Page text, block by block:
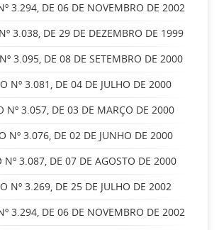
3.294, DE 06 DE NOVEMBRO DE 2002
3.038, DE 29 DE DEZEMBRO DE 1999
3.095, DE 08 DE SETEMBRO DE 2000
Nº 3.081, DE 04 DE JULHO DE 2000
Nº 3.057, DE 03 DE MARÇO DE 2000
Nº 3.076, DE 02 DE JUNHO DE 2000
Nº 3.087, DE 07 DE AGOSTO DE 2000
Nº 3.269, DE 25 DE JULHO DE 2002
3.294, DE 06 DE NOVEMBRO DE 2002